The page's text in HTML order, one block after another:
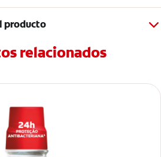
producto
relacionados